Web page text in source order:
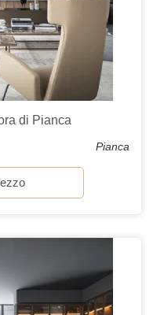
di Pianca
Pianca